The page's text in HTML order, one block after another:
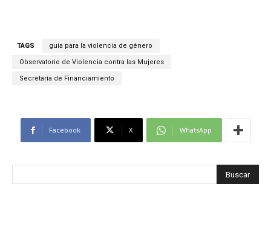
TAGS guía para la violencia de género
Observatorio de Violencia contra las Mujeres
Secretaría de Financiamiento
Facebook X WhatsApp